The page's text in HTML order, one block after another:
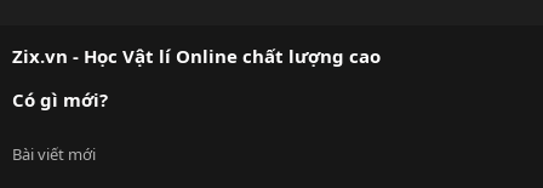
Zix.vn - Học Vật lí Online chất lượng cao
Có gì mới?
Bài viết mới